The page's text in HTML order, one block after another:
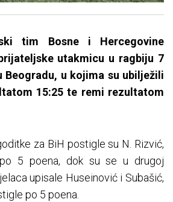
tim Bosne i Hercegovine
utakmicu u ragbiju 7
Beogradu, u kojima su ubilježili
15:25 te remi rezultatom
za BiH postigle su N. Rizvić,
5 poena, dok su se u drugoj
upisale Huseinović i Subašić,
po 5 poena.